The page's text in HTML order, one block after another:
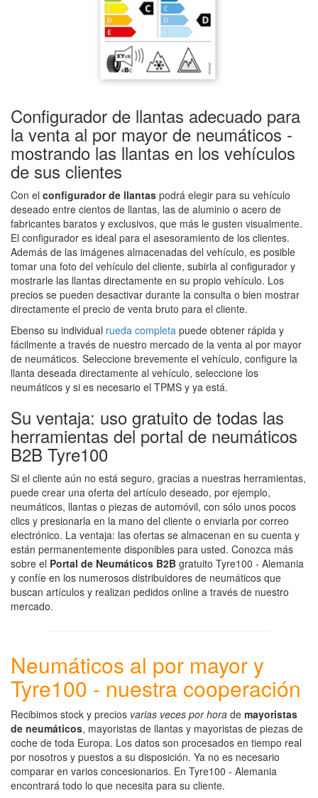
Configurador de llantas adecuado para
la venta al por mayor de neumáticos -
mostrando las llantas en los vehículos
de sus clientes
Con el configurador de llantas podrá elegir para su vehículo
deseado entre cientos de llantas, las de aluminio o acero de
fabricantes baratos y exclusivos, que más le gusten visualmente.
El configurador es ideal para el asesoramiento de los clientes.
Además de las imágenes almacenadas del vehículo, es posible
tomar una foto del vehículo del cliente, subirla al configurador y
mostrarle las llantas directamente en su propio vehículo. Los
precios se pueden desactivar durante la consulta o bien mostrar
directamente el precio de venta bruto para el cliente.
Ebenso su individual rueda completa puede obtener rápida y
fácilmente a través de nuestro mercado de la venta al por mayor
de neumáticos. Seleccione brevemente el vehículo, configure la
llanta deseada directamente al vehículo, seleccione los
neumáticos y si es necesario el TPMS y ya está.
Su ventaja: uso gratuito de todas las
herramientas del portal de neumáticos
B2B Tyre100
Si el cliente aún no está seguro, gracias a nuestras herramientas,
puede crear una oferta del artículo deseado, por ejemplo,
neumáticos, llantas o piezas de automóvil, con sólo unos pocos
clics y presionarla en la mano del cliente o enviarla por correo
electrónico. La ventaja: las ofertas se almacenan en su cuenta y
están permanentemente disponibles para usted. Conozca más
sobre el Portal de Neumáticos B2B gratuito Tyre100 - Alemania
y confíe en los numerosos distribuidores de neumáticos que
buscan artículos y realizan pedidos online a través de nuestro
mercado.
Neumáticos al por mayor y
Tyre100 - nuestra cooperación
Recibimos stock y precios varias veces por hora de mayoristas
de neumáticos, mayoristas de llantas y mayoristas de piezas de
coche de toda Europa. Los datos son procesados en tiempo real
por nosotros y puestos a su disposición. Ya no es necesario
comparar en varios concesionarios. En Tyre100 - Alemania
encontrará todo lo que necesita para su cliente.